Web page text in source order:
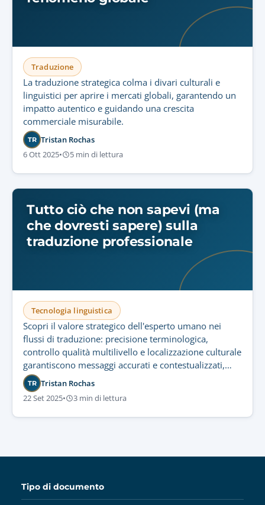
Traduzione
La traduzione strategica colma i divari culturali e
linguistici per aprire i mercati globali, garantendo un
impatto autentico e guidando una crescita
commerciale misurabile.
TR Tristan Rochas
6 Ott 2025• 5 min di lettura
Tutto ciò che non sapevi (ma
che dovresti sapere) sulla
traduzione professionale
Tecnologia linguistica
Scopri il valore strategico dell'esperto umano nei
flussi di traduzione: precisione terminologica,
controllo qualità multilivello e localizzazione culturale
garantiscono messaggi accurati e contestualizzati,
inaccessibili alla sola tecnologia.
TR Tristan Rochas
22 Set 2025• 3 min di lettura
Tipo di documento